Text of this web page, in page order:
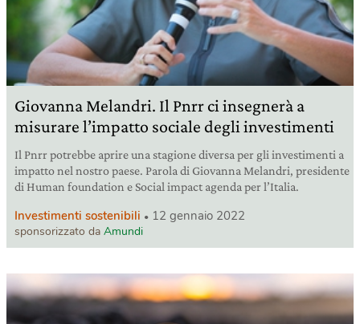
Giovanna Melandri. Il Pnrr ci insegnerà a
misurare l’impatto sociale degli investimenti
Il Pnrr potrebbe aprire una stagione diversa per gli investimenti a
impatto nel nostro paese. Parola di Giovanna Melandri, presidente
di Human foundation e Social impact agenda per l’Italia.
Investimenti sostenibili 12 gennaio 2022
sponsorizzato da Amundi